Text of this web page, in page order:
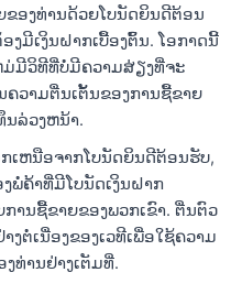
ຂອງທ່ານດ້ວຍໂບນັດຍິນດີຕ້ອນ
ງມີເງິນຝາກເບື້ອງຕົ້ນ. ໂອກາດນີ້
ມີວິທີທີ່ບໍ່ມີຄວາມສ່ຽງທີ່ຈະ
ຄວາມຕື່ນເຕັ້ນຂອງການຊື້ຂາຍ
ນລ່ວງຫນ້າ.
ເຫນືອຈາກໂບນັດຍິນດີຕ້ອນຮັບ,
ພໍ່ຄ້າທີ່ມີໂບນັດເງິນຝາກ
ານຊື້ຂາຍຂອງພວກເຂົາ. ຕື່ນຕົວ
ງຕໍ່ເນື່ອງຂອງເວທີເພື່ອໃຊ້ຄວາມ
ທ່ານຢ່າງເຕັມທີ່.